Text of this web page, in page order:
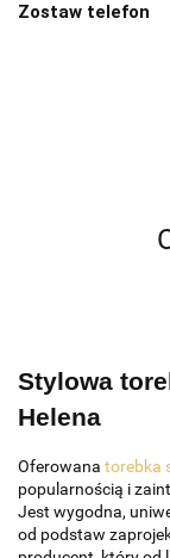
Zostaw telefon
Stylowa
Helena
Oferowana torebka
popularnością i
Jest wygodna,
od podstaw